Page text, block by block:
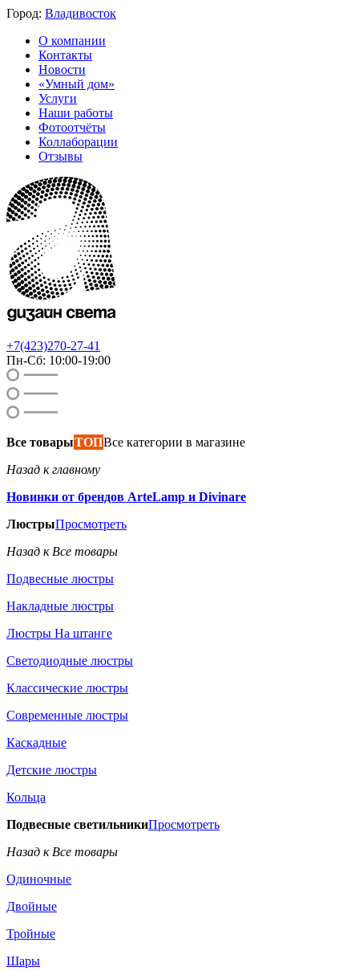
Город: Владивосток
О компании
Контакты
Новости
«Умный дом»
Услуги
Наши работы
Фотоотчёты
Коллаборации
Отзывы
+7(423)270-27-41
Пн-Сб: 10:00-19:00
Все товарыТОПВсе категории в магазине
Назад к главному
Новинки от брендов ArteLamp и Divinare
ЛюстрыПросмотреть
Назад к Все товары
Подвесные люстры
Накладные люстры
Люстры На штанге
Светодиодные люстры
Классические люстры
Современные люстры
Каскадные
Детские люстры
Кольца
Подвесные светильникиПросмотреть
Назад к Все товары
Одиночные
Двойные
Тройные
Шары